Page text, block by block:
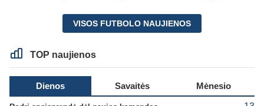
VISOS FUTBOLO NAUJIENOS
TOP naujienos
Dienos Savaitės Mėnesio